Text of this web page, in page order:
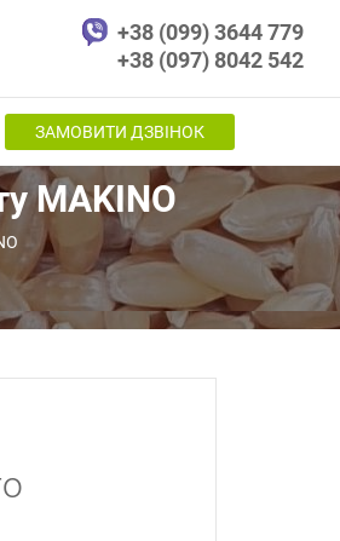
+38 (099) 3644 779
+38 (097) 8042 542
ЗАМОВИТИ ДЗВІНОК
MAKINO